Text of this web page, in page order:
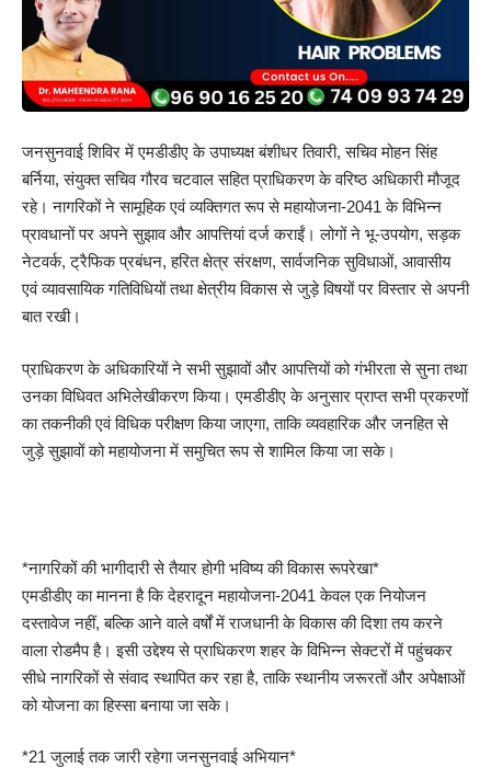
जनसुनवाई शिविर में एमडीडीए के उपाध्यक्ष बंशीधर तिवारी, सचिव मोहन सिंह
बर्निया, संयुक्त सचिव गौरव चटवाल सहित प्राधिकरण के वरिष्ठ अधिकारी मौजूद
रहे। नागरिकों ने सामूहिक एवं व्यक्तिगत रूप से महायोजना-2041 के विभिन्न
प्रावधानों पर अपने सुझाव और आपत्तियां दर्ज कराईं। लोगों ने भू-उपयोग, सड़क
नेटवर्क, ट्रैफिक प्रबंधन, हरित क्षेत्र संरक्षण, सार्वजनिक सुविधाओं, आवासीय
एवं व्यावसायिक गतिविधियों तथा क्षेत्रीय विकास से जुड़े विषयों पर विस्तार से अपनी
बात रखी।
प्राधिकरण के अधिकारियों ने सभी सुझावों और आपत्तियों को गंभीरता से सुना तथा
उनका विधिवत अभिलेखीकरण किया। एमडीडीए के अनुसार प्राप्त सभी प्रकरणों
का तकनीकी एवं विधिक परीक्षण किया जाएगा, ताकि व्यवहारिक और जनहित से
जुड़े सुझावों को महायोजना में समुचित रूप से शामिल किया जा सके।
*नागरिकों की भागीदारी से तैयार होगी भविष्य की विकास रूपरेखा*
एमडीडीए का मानना है कि देहरादून महायोजना-2041 केवल एक नियोजन
दस्तावेज नहीं, बल्कि आने वाले वर्षों में राजधानी के विकास की दिशा तय करने
वाला रोडमैप है। इसी उद्देश्य से प्राधिकरण शहर के विभिन्न सेक्टरों में पहुंचकर
सीधे नागरिकों से संवाद स्थापित कर रहा है, ताकि स्थानीय जरूरतों और अपेक्षाओं
को योजना का हिस्सा बनाया जा सके।
*21 जुलाई तक जारी रहेगा जनसुनवाई अभियान*